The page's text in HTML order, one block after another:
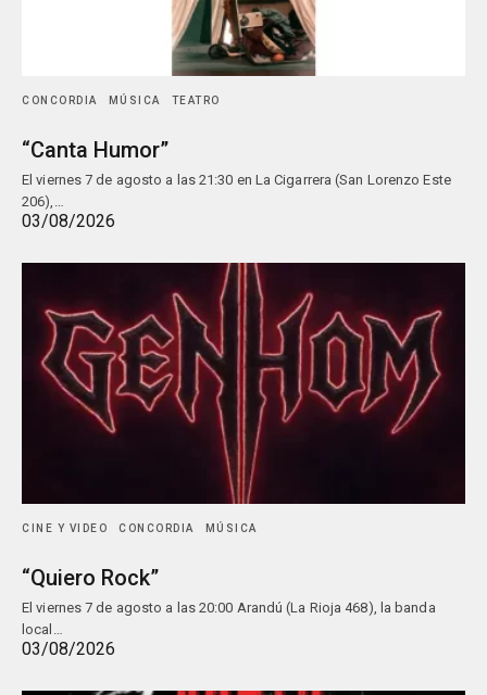
CONCORDIA MÚSICA TEATRO
“Canta Humor”
El viernes 7 de agosto a las 21:30 en La Cigarrera (San Lorenzo Este
206),…
03/08/2026
CINE Y VIDEO CONCORDIA MÚSICA
“Quiero Rock”
El viernes 7 de agosto a las 20:00 Arandú (La Rioja 468), la banda
local…
03/08/2026